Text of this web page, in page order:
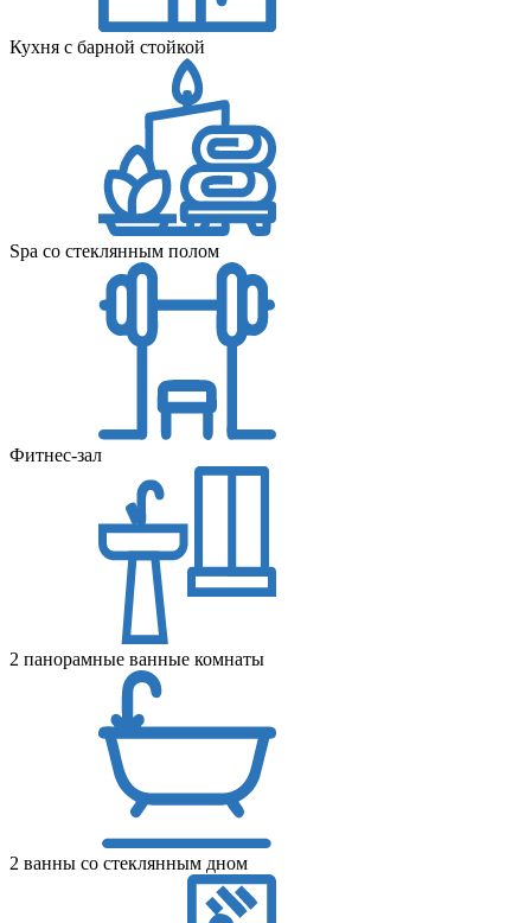
Кухня с барной стойкой
Spa со стеклянным полом
Фитнес-зал
2 панорамные ванные комнаты
2 ванны со стеклянным дном